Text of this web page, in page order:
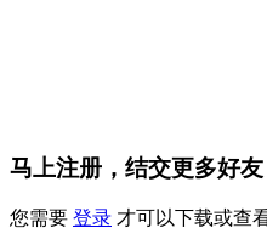
马上注册，结交更多好
您需要 登录 才可以下载或查